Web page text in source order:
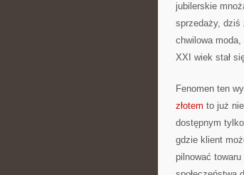
jubilerskie
sprzedaży, dziś
chwilowa moda,
XXI wiek stał
Fenomen ten
złotem to już
dostępnym
gdzie klient
pilnować